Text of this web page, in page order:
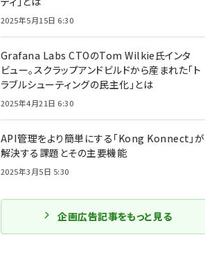
2025年5月15日 6:30
Grafana Labs CTOのTom Wilkie氏インタ
ビュー。スクラップアンドビルドから産まれた「ト
ラブルシューティングの民主化」とは
2025年4月21日 6:30
API管理をより簡単にする「Kong Konnect」が
解決する課題とその主要機能
2025年3月5日 5:30
企画広告記事をもっと見る